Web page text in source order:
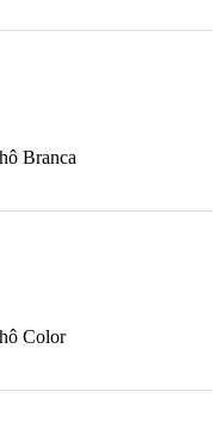
Branca
Color